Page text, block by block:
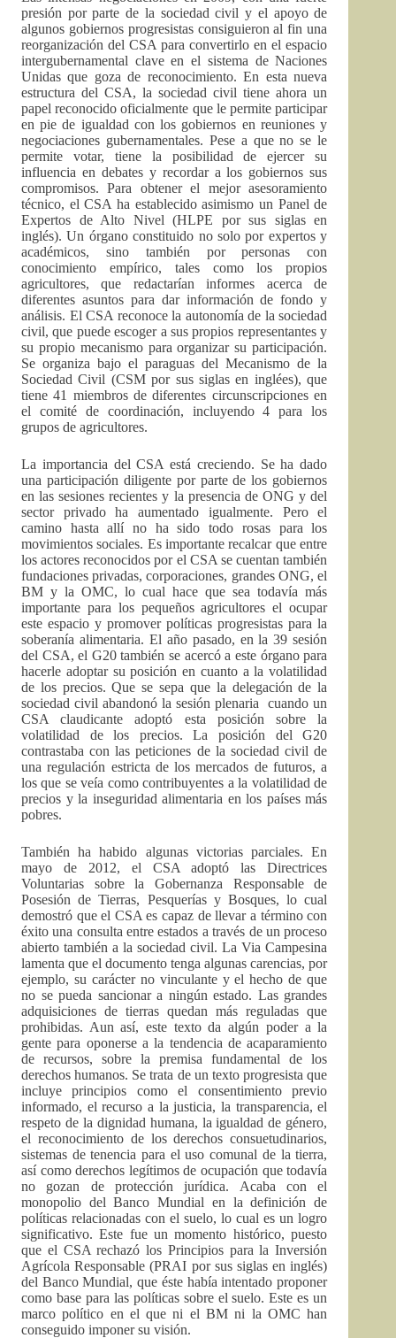
presión por parte de la sociedad civil y el apoyo de
algunos gobiernos progresistas consiguieron al fin una
reorganización del CSA para convertirlo en el espacio
intergubernamental clave en el sistema de Naciones
Unidas que goza de reconocimiento. En esta nueva
estructura del CSA, la sociedad civil tiene ahora un
papel reconocido oficialmente que le permite participar
en pie de igualdad con los gobiernos en reuniones y
negociaciones gubernamentales. Pese a que no se le
permite votar, tiene la posibilidad de ejercer su
influencia en debates y recordar a los gobiernos sus
compromisos. Para obtener el mejor asesoramiento
técnico, el CSA ha establecido asimismo un Panel de
Expertos de Alto Nivel (HLPE por sus siglas en
inglés). Un órgano constituido no solo por expertos y
académicos, sino también por personas con
conocimiento empírico, tales como los propios
agricultores, que redactarían informes acerca de
diferentes asuntos para dar información de fondo y
análisis. El CSA reconoce la autonomía de la sociedad
civil, que puede escoger a sus propios representantes y
su propio mecanismo para organizar su participación.
Se organiza bajo el paraguas del Mecanismo de la
Sociedad Civil (CSM por sus siglas en inglées), que
tiene 41 miembros de diferentes circunscripciones en
el comité de coordinación, incluyendo 4 para los
grupos de agricultores.
La importancia del CSA está creciendo. Se ha dado
una participación diligente por parte de los gobiernos
en las sesiones recientes y la presencia de ONG y del
sector privado ha aumentado igualmente. Pero el
camino hasta allí no ha sido todo rosas para los
movimientos sociales. Es importante recalcar que entre
los actores reconocidos por el CSA se cuentan también
fundaciones privadas, corporaciones, grandes ONG, el
BM y la OMC, lo cual hace que sea todavía más
importante para los pequeños agricultores el ocupar
este espacio y promover políticas progresistas para la
soberanía alimentaria. El año pasado, en la 39 sesión
del CSA, el G20 también se acercó a este órgano para
hacerle adoptar su posición en cuanto a la volatilidad
de los precios. Que se sepa que la delegación de la
sociedad civil abandonó la sesión plenaria cuando un
CSA claudicante adoptó esta posición sobre la
volatilidad de los precios. La posición del G20
contrastaba con las peticiones de la sociedad civil de
una regulación estricta de los mercados de futuros, a
los que se veía como contribuyentes a la volatilidad de
precios y la inseguridad alimentaria en los países más
pobres.
También ha habido algunas victorias parciales. En
mayo de 2012, el CSA adoptó las Directrices
Voluntarias sobre la Gobernanza Responsable de
Posesión de Tierras, Pesquerías y Bosques, lo cual
demostró que el CSA es capaz de llevar a término con
éxito una consulta entre estados a través de un proceso
abierto también a la sociedad civil. La Via Campesina
lamenta que el documento tenga algunas carencias, por
ejemplo, su carácter no vinculante y el hecho de que
no se pueda sancionar a ningún estado. Las grandes
adquisiciones de tierras quedan más reguladas que
prohibidas. Aun así, este texto da algún poder a la
gente para oponerse a la tendencia de acaparamiento
de recursos, sobre la premisa fundamental de los
derechos humanos. Se trata de un texto progresista que
incluye principios como el consentimiento previo
informado, el recurso a la justicia, la transparencia, el
respeto de la dignidad humana, la igualdad de género,
el reconocimiento de los derechos consuetudinarios,
sistemas de tenencia para el uso comunal de la tierra,
así como derechos legítimos de ocupación que todavía
no gozan de protección jurídica. Acaba con el
monopolio del Banco Mundial en la definición de
políticas relacionadas con el suelo, lo cual es un logro
significativo. Este fue un momento histórico, puesto
que el CSA rechazó los Principios para la Inversión
Agrícola Responsable (PRAI por sus siglas en inglés)
del Banco Mundial, que éste había intentado proponer
como base para las políticas sobre el suelo. Este es un
marco político en el que ni el BM ni la OMC han
conseguido imponer su visión.